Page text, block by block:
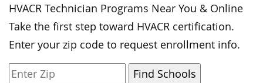
HVACR Technician Programs Near You & Online
Take the first step toward HVACR certification.
Enter your zip code to request enrollment info.